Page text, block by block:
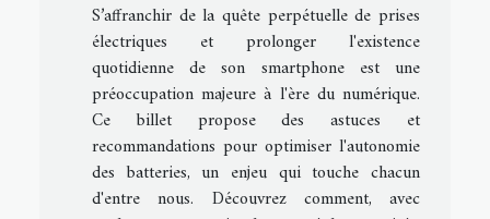
S’affranchir de la quête perpétuelle de prises
électriques et prolonger l'existence
quotidienne de son smartphone est une
préoccupation majeure à l'ère du numérique.
Ce billet propose des astuces et
recommandations pour optimiser l'autonomie
des batteries, un enjeu qui touche chacun
d'entre nous. Découvrez comment, avec